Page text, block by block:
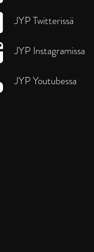
JYP Twitterissä
JYP Instagramissa
JYP Youtubessa